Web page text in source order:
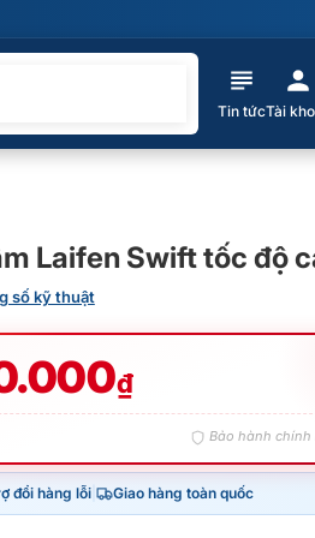
Tin tứcTài
Laifen Swift tốc độ
số kỹ thuật
₫
Bảo hành chính
đổi hàng lỗi| Giao hàng toàn quốc